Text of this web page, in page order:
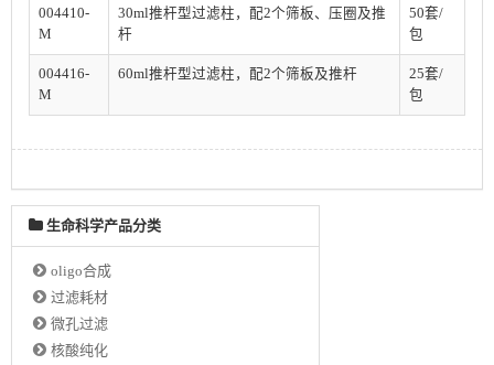
004410-
M
30ml推杆型过滤柱，配2个筛板、压圈及推
杆
50套/
包
004416-
M
60ml推杆型过滤柱，配2个筛板及推杆
25套/
包
生命科学产品分类
oligo合成
过滤耗材
微孔过滤
核酸纯化